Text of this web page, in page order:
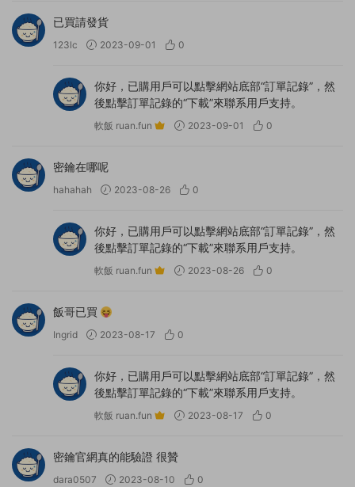
已買請發貨
123lc 2023-09-01 0
你好，已購用戶可以點擊網站底部“訂單記錄”，然
後點擊訂單記錄的“下載”來聯系用戶支持。
軟飯 ruan.fun 2023-09-01 0
密鑰在哪呢
hahahah 2023-08-26 0
你好，已購用戶可以點擊網站底部“訂單記錄”，然
後點擊訂單記錄的“下載”來聯系用戶支持。
軟飯 ruan.fun 2023-08-26 0
飯哥已買
Ingrid 2023-08-17 0
你好，已購用戶可以點擊網站底部“訂單記錄”，然
後點擊訂單記錄的“下載”來聯系用戶支持。
軟飯 ruan.fun 2023-08-17 0
密鑰官網真的能驗證 很贊
dara0507 2023-08-10 0